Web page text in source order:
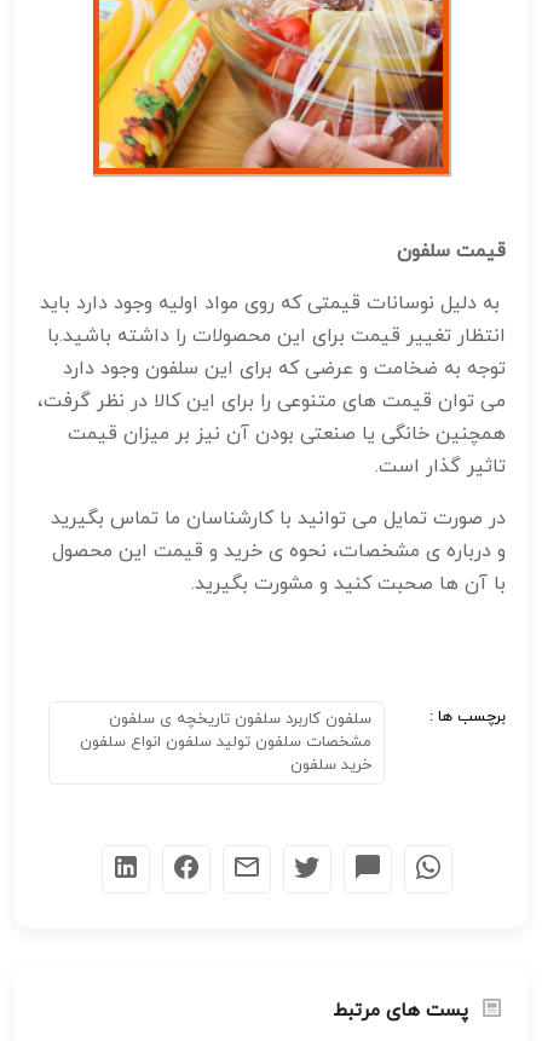
قیمت سلفون
به دلیل نوسانات قیمتی که روی مواد اولیه وجود دارد باید
انتظار تغییر قیمت برای این محصولات را داشته باشید.با
توجه به ضخامت و عرضی که برای این سلفون وجود دارد
می توان قیمت های متنوعی را برای این کالا در نظر گرفت،
همچنین خانگی یا صنعتی بودن آن نیز بر میزان قیمت
تاثیر گذار است.
در صورت تمایل می توانید با کارشناسان ما تماس بگیرید
و درباره ی مشخصات، نحوه ی خرید و قیمت این محصول
با آن ها صحبت کنید و مشورت بگیرید.
برچسب ها :
سلفون کاربرد سلفون تاریخچه ی سلفون
مشخصات سلفون تولید سلفون انواع سلفون
خرید سلفون
پست های مرتبط